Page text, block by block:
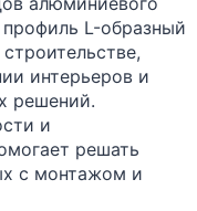
L-образный
интерьеров и
решений.
и
решать
с монтажом и